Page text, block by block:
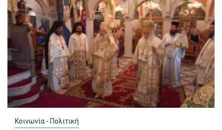
Κοινωνία - Πολιτική